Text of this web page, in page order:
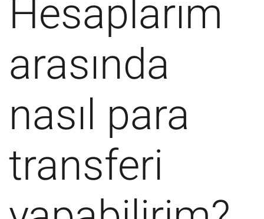
Hesaplarım
arasında
nasıl para
transferi